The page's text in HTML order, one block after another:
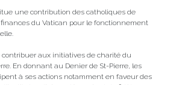
une contribution des catholiques de
du Vatican pour le fonctionnement
contribuer aux initiatives de charité du
En donnant au Denier de St-Pierre, les
à ses actions notamment en faveur des